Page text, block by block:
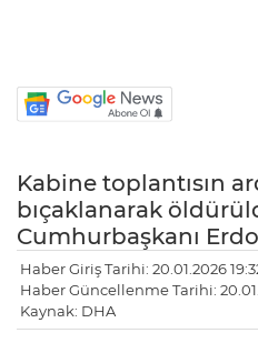
Kabine toplantısın
bıçaklanarak
Cumhurbaşkanı
Haber Giriş Tarihi: 20.01.2026
Haber Güncellenme Tarihi:
Kaynak: DHA